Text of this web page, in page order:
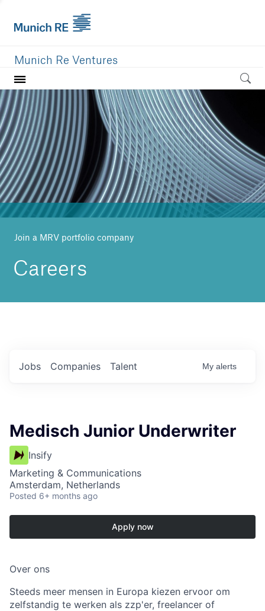
Munich Re Ventures
Home
Our value
Portfolio
Investment areas
Team
News
Join a MRV portfolio company
Careers
Jobs Companies Talent My alerts
Medisch Junior Underwriter
Insify
Marketing & Communications
Amsterdam, Netherlands
Posted 6+ months ago
Apply now
Over ons
Steeds meer mensen in Europa kiezen ervoor om
zelfstandig te werken als zzp'er, freelancer of